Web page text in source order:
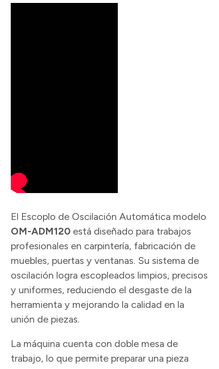
El Escoplo de Oscilación Automática modelo
OM-ADM120 está diseñado para trabajos
profesionales en carpintería, fabricación de
muebles, puertas y ventanas. Su sistema de
oscilación logra escopleados limpios, precisos
y uniformes, reduciendo el desgaste de la
herramienta y mejorando la calidad en la
unión de piezas.
La máquina cuenta con doble mesa de
trabajo, lo que permite preparar una pieza